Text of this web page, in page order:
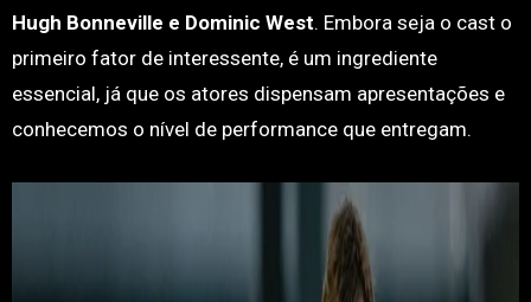
Hugh Bonneville e Dominic West. Embora seja o cast o
primeiro fator de interessente, é um ingrediente
essencial, já que os atores dispensam apresentações e
conhecemos o nível de performance que entregam.